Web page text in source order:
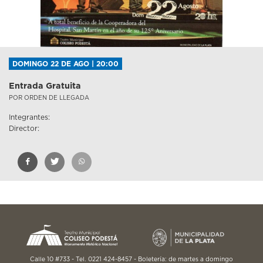
DOMINGO 22 DE AGO | 20:00
Entrada Gratuita
POR ORDEN DE LLEGADA
Integrantes:
Director:
Calle 10 #733 - Tel. 0221 424-8457 - Boletería: de martes a domingo